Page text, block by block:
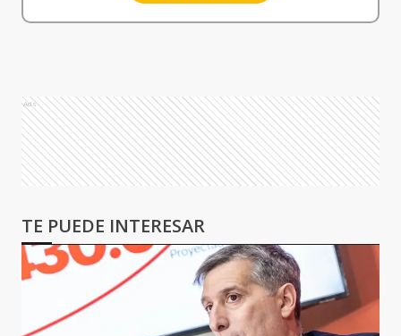
Ads
TE PUEDE INTERESAR